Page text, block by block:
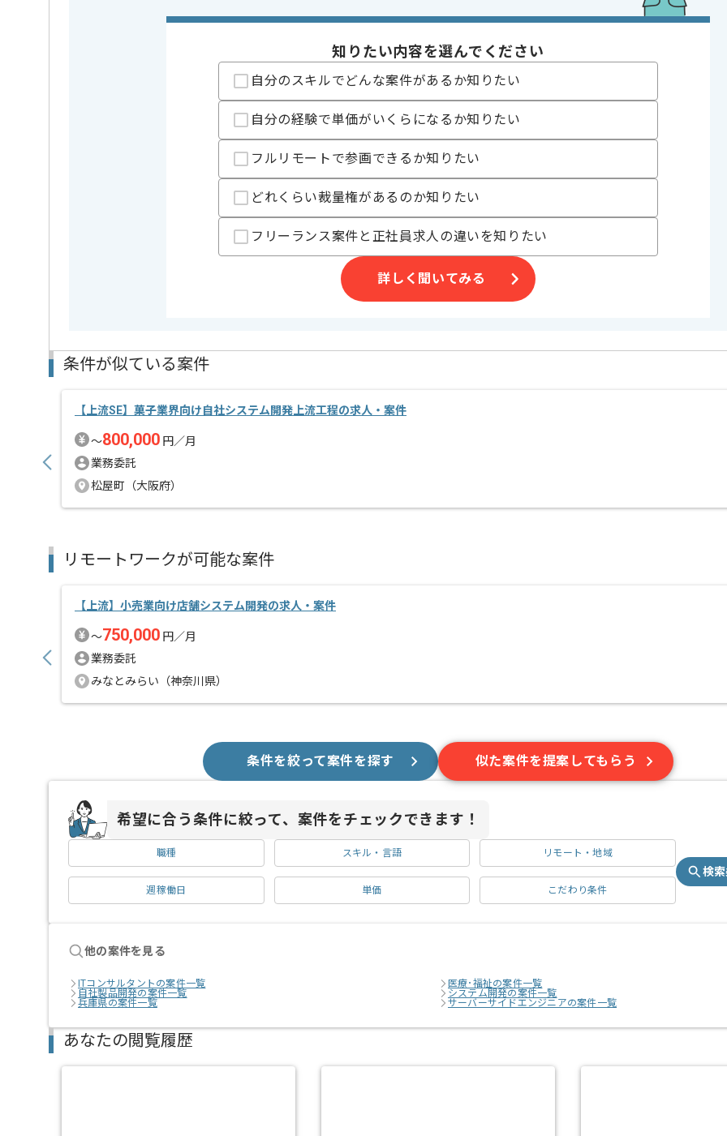
医療事業、防災事業等を展開している企業でございます。
開発上流エンジニアとしての実務経験を活かしたい方にお勧めです。
基本的には週1、2日リモートでの作業を見込んでおります。
知りたい内容を選んでください
自分のスキルでどんな案件があるか知りたい
自分の経験で単価がいくらになるか知りたい
フルリモートで参画できるか知りたい
どれくらい裁量権があるのか知りたい
フリーランス案件と正社員求人の違いを知りたい
詳しく聞いてみる
条件が似ている案件
【上流SE】菓子業界向け自社システム開発上流工程の求人・案件
〜800,000 円／月
業務委託
松屋町（大阪府）
リモートワークが可能な案件
【上流】小売業向け店舗システム開発の求人・案件
〜750,000 円／月
業務委託
みなとみらい（神奈川県）
条件を絞って案件を探す 似た案件を提案してもらう
希望に合う条件に絞って、案件をチェックできます！
職種 スキル・言語 リモート・地域
週稼働日 単価 こだわり条件
検
他の案件を見る
ITコンサルタントの案件一覧
医療･福祉の案件一覧
自社製品開発の案件一覧
システム開発の案件一覧
兵庫県の案件一覧
サーバーサイドエンジニアの案件一覧
あなたの閲覧履歴